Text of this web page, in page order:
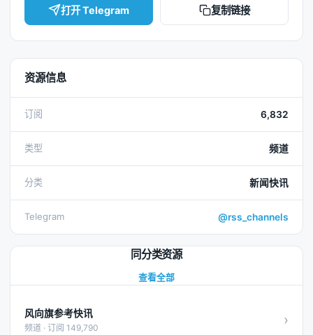
打开 Telegram 复制链接
资源信息
订阅 6,832
类型 频道
分类 新闻快讯
Telegram @rss_channels
同分类资源
查看全部
风向旗参考快讯
频道 · 订阅 149,790 ›